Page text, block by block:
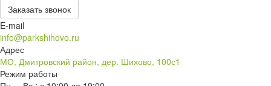
Заказать звонок
E-mail
info@parkshihovo.ru
Адрес
МО, Дмитровский район, дер. Шихово, 100с1
Режим работы